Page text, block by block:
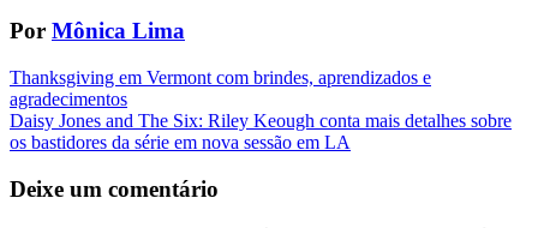
Por Mônica Lima
Navegação
da
Postagem
Thanksgiving em Vermont com brindes, aprendizados e
agradecimentos
Daisy Jones and The Six: Riley Keough conta mais detalhes sobre
os bastidores da série em nova sessão em LA
Deixe um comentário